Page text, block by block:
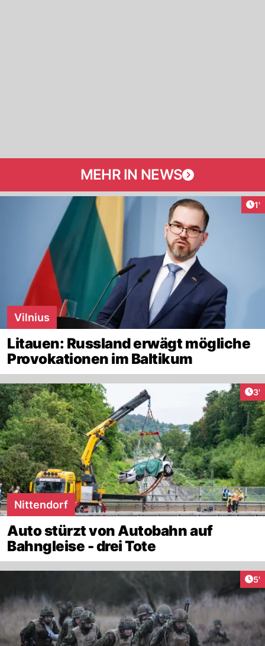
MEHR IN NEWS
1'
Vilnius
Litauen: Russland erwägt mögliche
Provokationen im Baltikum
3'
Nittendorf
Auto stürzt von Autobahn auf
Bahngleise - drei Tote
5'